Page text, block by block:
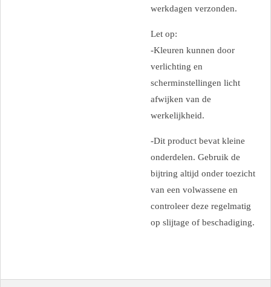
werkdagen verzonden.
Let op:
-Kleuren kunnen door
verlichting en
scherminstellingen licht
afwijken van de
werkelijkheid.
-Dit product bevat kleine
onderdelen. Gebruik de
bijtring altijd onder toezicht
van een volwassene en
controleer deze regelmatig
op slijtage of beschadiging.